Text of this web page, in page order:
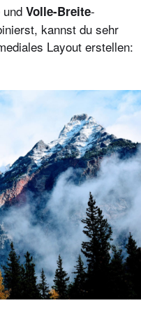
und Volle-Breite-
kannst du sehr
Layout erstellen: